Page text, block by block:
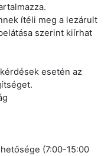
ítéli meg a lezárult
szerint kiírhat
esetén az
(7:00-15:00